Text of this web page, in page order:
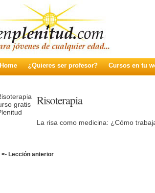
Home ¿Quieres ser profesor? Cursos en tu
Risoterapia
La risa como medicina: ¿Cómo
<- Lección anterior